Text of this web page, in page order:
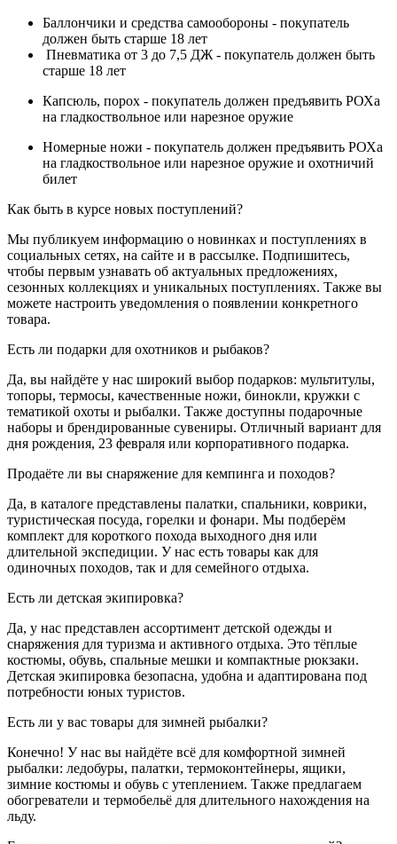
Баллончики и средства самообороны - покупатель
должен быть старше 18 лет
Пневматика от 3 до 7,5 ДЖ - покупатель должен быть
старше 18 лет
Капсюль, порох - покупатель должен предъявить РОХа
на гладкоствольное или нарезное оружие
Номерные ножи - покупатель должен предъявить РОХа
на гладкоствольное или нарезное оружие и охотничий
билет
Как быть в курсе новых поступлений?
Мы публикуем информацию о новинках и поступлениях в
социальных сетях, на сайте и в рассылке. Подпишитесь,
чтобы первым узнавать об актуальных предложениях,
сезонных коллекциях и уникальных поступлениях. Также вы
можете настроить уведомления о появлении конкретного
товара.
Есть ли подарки для охотников и рыбаков?
Да, вы найдёте у нас широкий выбор подарков: мультитулы,
топоры, термосы, качественные ножи, бинокли, кружки с
тематикой охоты и рыбалки. Также доступны подарочные
наборы и брендированные сувениры. Отличный вариант для
дня рождения, 23 февраля или корпоративного подарка.
Продаёте ли вы снаряжение для кемпинга и походов?
Да, в каталоге представлены палатки, спальники, коврики,
туристическая посуда, горелки и фонари. Мы подберём
комплект для короткого похода выходного дня или
длительной экспедиции. У нас есть товары как для
одиночных походов, так и для семейного отдыха.
Есть ли детская экипировка?
Да, у нас представлен ассортимент детской одежды и
снаряжения для туризма и активного отдыха. Это тёплые
костюмы, обувь, спальные мешки и компактные рюкзаки.
Детская экипировка безопасна, удобна и адаптирована под
потребности юных туристов.
Есть ли у вас товары для зимней рыбалки?
Конечно! У нас вы найдёте всё для комфортной зимней
рыбалки: ледобуры, палатки, термоконтейнеры, ящики,
зимние костюмы и обувь с утеплением. Также предлагаем
обогреватели и термобельё для длительного нахождения на
льду.